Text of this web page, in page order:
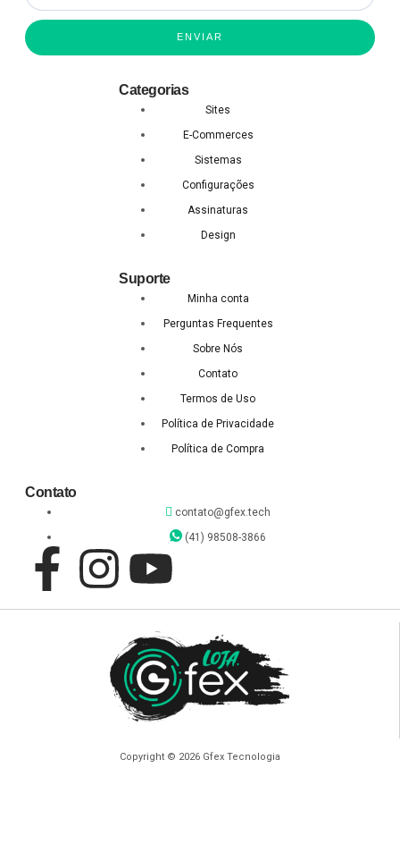
ENVIAR
Categorias
Sites
E-Commerces
Sistemas
Configurações
Assinaturas
Design
Suporte
Minha conta
Perguntas Frequentes
Sobre Nós
Contato
Termos de Uso
Política de Privacidade
Política de Compra
Contato
contato@gfex.tech
(41) 98508-3866
Copyright © 2026 Gfex Tecnologia